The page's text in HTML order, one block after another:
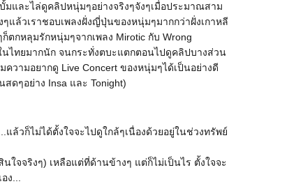
และไล่ดูคลิปหนุ่มๆอย่างจริงๆจังๆเมื่อประมาณสาม
แล้วเราชอบเพลงฝั่งญี่ปุ่นของหนุ่มๆมากกว่าฝั่งเกาหลี
ตกหลุมรักหนุ่มๆจากเพลง Mirotic กับ Wrong
นไทยมากนัก จนกระทั่งตบะแตกตอนไปดูคลิปบางส่วน
วามอยากดู Live Concert ของหนุ่มๆได้เป็นอย่างดี
สดๆอย่าง Insa และ Tonight)
ล้วก็ไม่ได้ตั้งใจจะไปดูใกล้ๆเนื่องด้วยอยู่ในช่วงทรัพย์
ใจจริงๆ) เหลือแต่ที่ด้านข้างๆ แต่ก็ไม่เป็นไร ตั้งใจจะ
...